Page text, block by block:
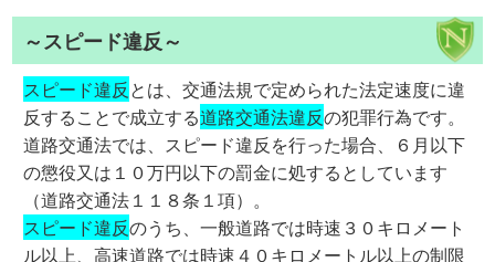
～スピード違反～
スピード違反とは、交通法規で定められた法定速度に違
反することで成立する道路交通法違反の犯罪行為です。
道路交通法では、スピード違反を行った場合、６月以下
の懲役又は１０万円以下の罰金に処するとしています
（道路交通法１１８条１項）。
スピード違反のうち、一般道路では時速３０キロメート
ル以上、高速道路では時速４０キロメートル以上の制限